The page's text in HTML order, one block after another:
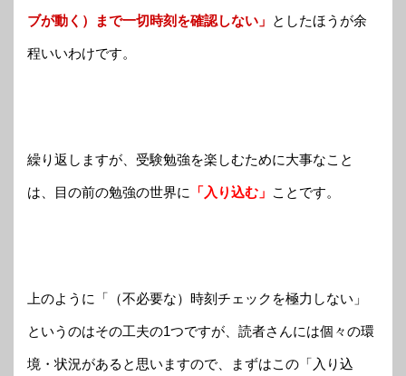
ブが動く）まで一切時刻を確認しない」 としたほうが余
程いいわけです。
繰り返しますが、受験勉強を楽しむために大事なこと
は、目の前の勉強の世界に 「入り込む」 ことです。
上のように「（不必要な）時刻チェックを極力しない」
というのはその工夫の1つですが、読者さんには個々の環
境・状況があると思いますので、まずはこの「入り込